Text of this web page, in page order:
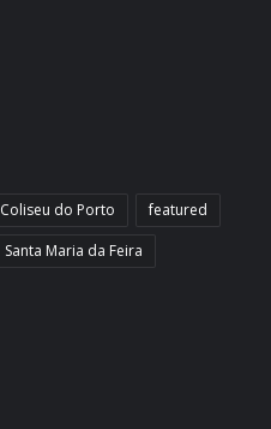
Coliseu do Porto
featured
Santa Maria da Feira